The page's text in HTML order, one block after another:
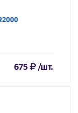
675 /шт.